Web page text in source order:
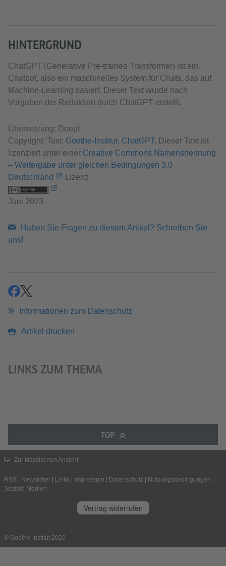
HINTERGRUND
ChatGPT (Generative Pre-trained Transformer) ist ein
Chatbot, also ein maschinelles System für Chats, das auf
Machine-Learning basiert. Dieser Text wurde nach
Vorgaben der Redaktion durch ChatGPT erstellt.
Übersetzung: DeepL
Copyright: Text: Goethe-Institut, ChatGPT. Dieser Text ist
lizenziert unter einer Creative Commons Namensnennung
– Weitergabe unter gleichen Bedingungen 3.0
Deutschland
Lizenz.
Juni 2023
Haben Sie Fragen zu diesem Artikel? Schreiben Sie
uns!
teilenteilen
Informationen zum Datenschutz
Artikel drucken
LINKS ZUM THEMA
TOP
Zur klassischen Ansicht
RSS Newsletter Links Impressum Datenschutz Nutzungsbedingungen
Soziale Medien
Vertrag widerrufen
© Goethe-Institut 2026